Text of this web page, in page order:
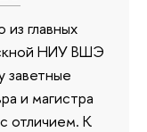
главных
НИУ ВШЭ
заветные
и магистра
отличием. К